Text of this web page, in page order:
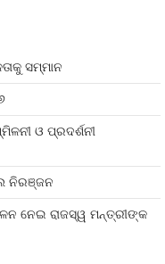
ସମ୍ମାନ
ଓ ପ୍ରଦର୍ଶନୀ
ନିରଞ୍ଜନ
ନେଇ ରାଜସ୍ୱ ମନ୍ତ୍ରୀଙ୍କ